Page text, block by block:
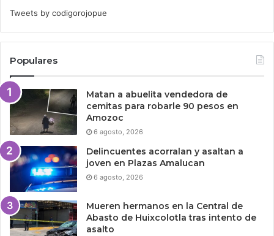
Tweets by codigorojopue
Populares
Matan a abuelita vendedora de
cemitas para robarle 90 pesos en
Amozoc
6 agosto, 2026
Delincuentes acorralan y asaltan a
joven en Plazas Amalucan
6 agosto, 2026
Mueren hermanos en la Central de
Abasto de Huixcolotla tras intento de
asalto